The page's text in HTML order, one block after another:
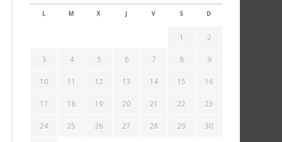
L M X J V S D
1 2
3 4 5 6 7 8 9
10 11 12 13 14 15 16
17 18 19 20 21 22 23
24 25 26 27 28 29 30